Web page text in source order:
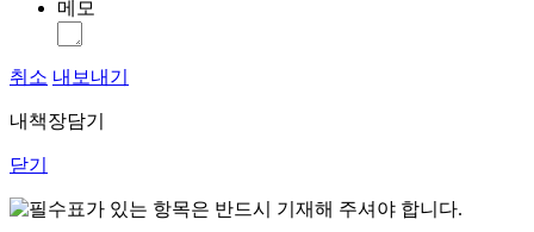
메모
취소 내보내기
내책장담기
닫기
표가 있는 항목은 반드시 기재해 주셔야 합니다.